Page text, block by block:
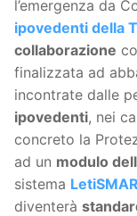
l’emergenza da
ipovedenti della
collaborazione
finalizzata ad
incontrate dalle
ipovedenti, nei
concreto la
ad un modulo
sistema
diventerà